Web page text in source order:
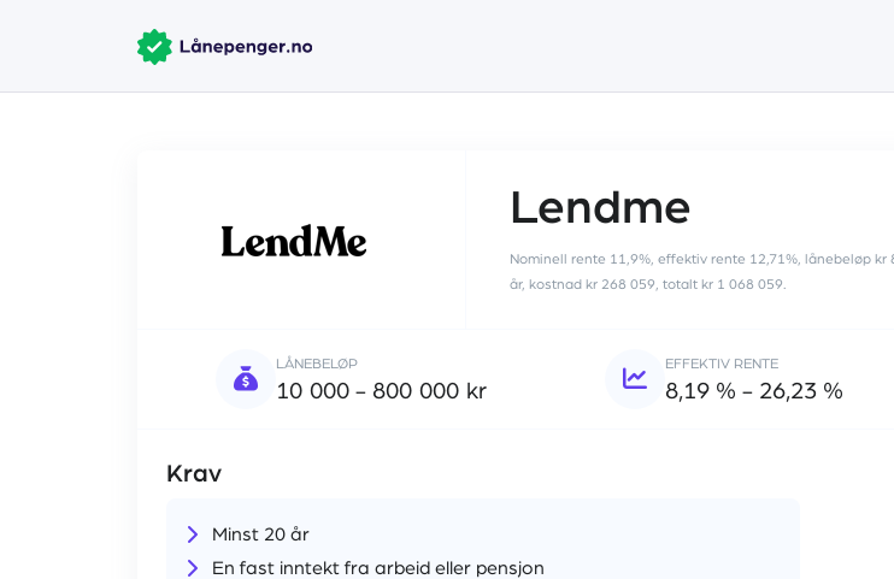
Lendme
Nominell rente 11,9%, effektiv rente 12,71%, lånebeløp
år, kostnad kr 268 059, totalt kr 1 068 059.
LÅNEBELØP
10 000 - 800 000 kr
EFFEKTIV RENTE
8,19 % - 26,23 %
Krav
Minst 20 år
En fast inntekt fra arbeid eller pensjon